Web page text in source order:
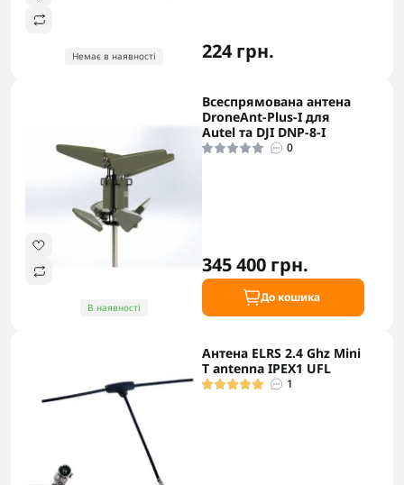
Немає в наявності 224 грн.
В наявності
Всеспрямована антена
DroneAnt-Plus-I для
Autel та DJI DNP-8-I
0
345 400 грн.
До кошика
Антена ELRS 2.4 Ghz Mini
T antenna IPEX1 UFL
1